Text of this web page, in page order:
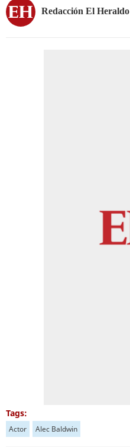
Redacción El Heraldo
Tags:
Actor Alec Baldwin